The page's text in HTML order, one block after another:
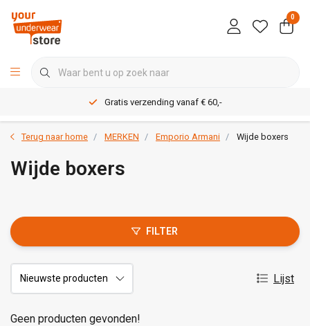
0
Gratis verzending vanaf € 60,-
Terug naar home MERKEN Emporio Armani Wijde boxers
Wijde boxers
FILTER
Lijst
Geen producten gevonden!